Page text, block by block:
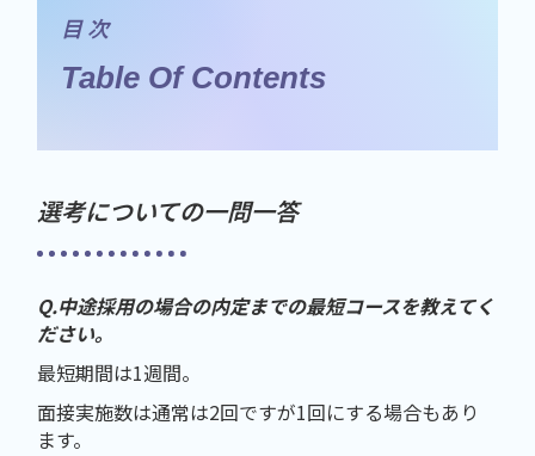
目 次
Table Of Contents
選考についての一問一答
Q.中途採用の場合の内定までの最短コースを教えてく
ださい。
最短期間は1週間。
面接実施数は通常は2回ですが1回にする場合もあり
ます。